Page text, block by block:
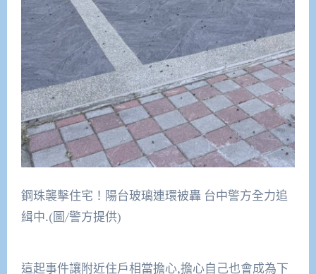
鋼珠襲擊住宅！陽台玻璃連環被轟 台中警方全力追
緝中.(圖/警方提供)
這起事件讓附近住戶相當擔心,擔心自己也會成為下